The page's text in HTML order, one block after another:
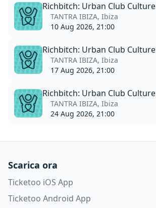
Richbitch: Urban Club Culture
TANTRA IBIZA, Ibiza
10 Aug 2026, 21:00
Richbitch: Urban Club Culture
TANTRA IBIZA, Ibiza
17 Aug 2026, 21:00
Richbitch: Urban Club Culture
TANTRA IBIZA, Ibiza
24 Aug 2026, 21:00
Scarica ora
Ticketoo iOS App
Ticketoo Android App